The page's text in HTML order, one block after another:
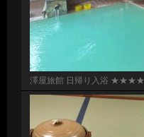
澤屋旅館 日帰り入浴 ★★★★